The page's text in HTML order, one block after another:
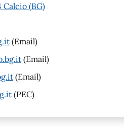
Calcio (BG)
(Email)
(Email)
(Email)
(PEC)